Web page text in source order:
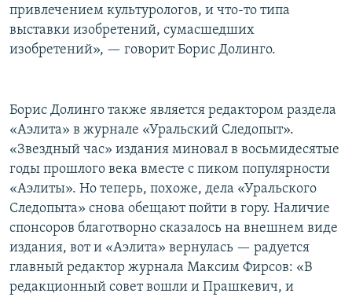
привлечением культурологов, и что-то типа
выставки изобретений, сумасшедших
изобретений», — говорит Борис Долинго.
Борис Долинго также является редактором раздела
«Аэлита» в журнале «Уральский Следопыт».
«Звездный час» издания миновал в восьмидесятые
годы прошлого века вместе с пиком популярности
«Аэлиты». Но теперь, похоже, дела «Уральского
Следопыта» снова обещают пойти в гору. Наличие
спонсоров благотворно сказалось на внешнем виде
издания, вот и «Аэлита» вернулась — радуется
главный редактор журнала Максим Фирсов: «В
редакционный совет вошли и Прашкевич, и